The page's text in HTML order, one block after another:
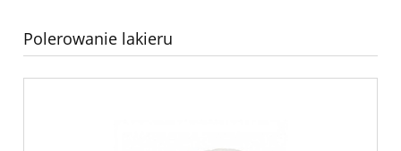
Polerowanie lakieru